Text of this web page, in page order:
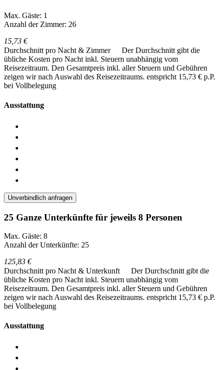
Max. Gäste: 1
Anzahl der Zimmer: 26
15,73 €
Durchschnitt pro Nacht & Zimmer
Der Durchschnitt gibt die
übliche Kosten pro Nacht inkl. Steuern unabhängig vom
Reisezeitraum. Den Gesamtpreis inkl. aller Steuern und Gebühren
zeigen wir nach Auswahl des Reisezeitraums. entspricht 15,73 € p.P.
bei Vollbelegung
Ausstattung
Unverbindlich anfragen
25 Ganze Unterkünfte für jeweils 8 Personen
Max. Gäste: 8
Anzahl der Unterkünfte: 25
125,83 €
Durchschnitt pro Nacht & Unterkunft
Der Durchschnitt gibt die
übliche Kosten pro Nacht inkl. Steuern unabhängig vom
Reisezeitraum. Den Gesamtpreis inkl. aller Steuern und Gebühren
zeigen wir nach Auswahl des Reisezeitraums. entspricht 15,73 € p.P.
bei Vollbelegung
Ausstattung